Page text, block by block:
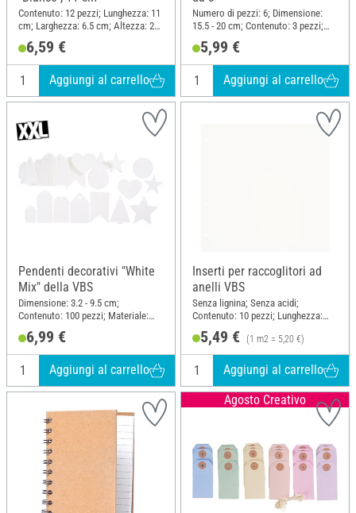
Contenuto: 12 pezzi; Lunghezza: 11
cm; Larghezza: 6.5 cm; Altezza: 2
6,59 €
Aggiungi al carrello
Numero di pezzi: 6; Dimensione:
15.5 - 20 cm; Contenuto: 3 pezzi;
cm; Altezza: 8.5 cm; Materiale:
Cartone
5,99 €
Aggiungi al carrello
Pendenti decorativi "White
Mix" della VBS
Dimensione: 3.2 - 9.5 cm;
Contenuto: 100 pezzi; Materiale:
6,99 €
Aggiungi al carrello
Inserti per raccoglitori ad
anelli VBS
Senza lignina; Senza acidi;
Contenuto: 10 pezzi; Lunghezza:
Materiale: Carta
5,49 € (1 m2 = 5,20 €)
Aggiungi al carrello
Agosto Creativo